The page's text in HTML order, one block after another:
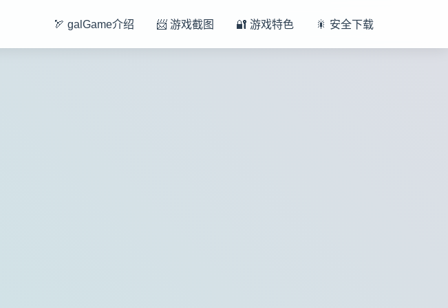
🏹 galGame介绍 📨 游戏截图 🔐 游戏特色 🎇 安全下载